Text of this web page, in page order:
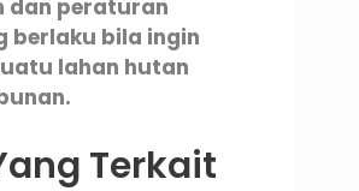
dan peraturan
berlaku bila ingin
lahan hutan
Terkait